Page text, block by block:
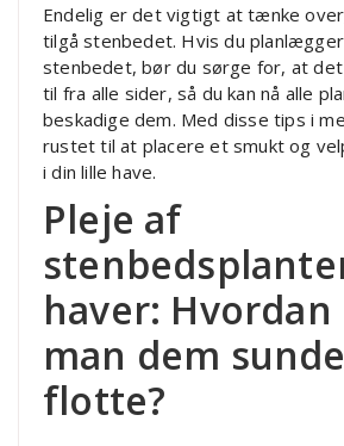
Endelig er det vigtigt at tænke
tilgå stenbedet. Hvis du
stenbedet, bør du sørge for, at
til fra alle sider, så du kan nå alle
beskadige dem. Med disse tips i
rustet til at placere et smukt og
i din lille have.
Pleje af
haver:
man dem
flotte?